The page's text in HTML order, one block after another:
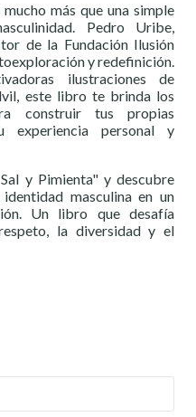
más que una simple
Pedro Uribe,
de la Fundación Ilusión
y redefinición.
ilustraciones de
este libro te brinda los
construir tus propias
experiencia personal y
y Pimienta" y descubre
masculina en un
Un libro que desafía
la diversidad y el